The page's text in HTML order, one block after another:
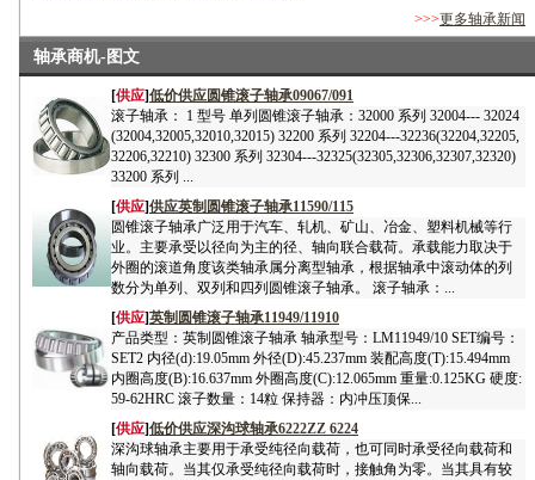
>>>更多轴承新闻
轴承商机-图文
[供应]低价供应圆锥滚子轴承09067/091
滚子轴承： 1 型号 单列圆锥滚子轴承：32000 系列 32004--- 32024
(32004,32005,32010,32015) 32200 系列 32204---32236(32204,32205,
32206,32210) 32300 系列 32304---32325(32305,32306,32307,32320)
33200 系列 ...
[供应]供应英制圆锥滚子轴承11590/115
圆锥滚子轴承广泛用于汽车、轧机、矿山、冶金、塑料机械等行
业。主要承受以径向为主的径、轴向联合载荷。承载能力取决于
外圈的滚道角度该类轴承属分离型轴承，根据轴承中滚动体的列
数分为单列、双列和四列圆锥滚子轴承。 滚子轴承：...
[供应]英制圆锥滚子轴承11949/11910
产品类型：英制圆锥滚子轴承 轴承型号：LM11949/10 SET编号：
SET2 内径(d):19.05mm 外径(D):45.237mm 装配高度(T):15.494mm
内圈高度(B):16.637mm 外圈高度(C):12.065mm 重量:0.125KG 硬度:
59-62HRC 滚子数量：14粒 保持器：内冲压顶保...
[供应]低价供应深沟球轴承6222ZZ 6224
深沟球轴承主要用于承受纯径向载荷，也可同时承受径向载荷和
轴向载荷。当其仅承受纯径向载荷时，接触角为零。当其具有较